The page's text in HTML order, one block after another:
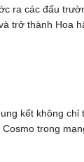
ra các đấu
trở thành Hoa
kết không
trong